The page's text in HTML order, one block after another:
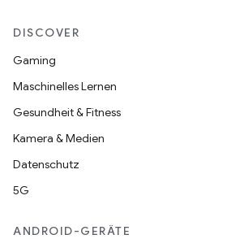
DISCOVER
Gaming
Maschinelles Lernen
Gesundheit & Fitness
Kamera & Medien
Datenschutz
5G
ANDROID-GERÄTE